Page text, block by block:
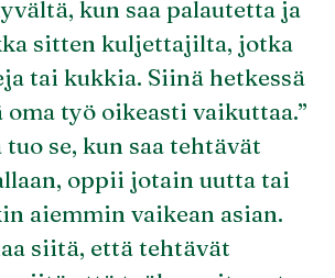
kun saa palautetta ja
sitten kuljettajilta, jotka
tai kukkia. Siinä hetkessä
oma työ oikeasti vaikuttaa.”
se, kun saa tehtävät
oppii jotain uutta tai
aiemmin vaikean asian.
siitä, että tehtävät